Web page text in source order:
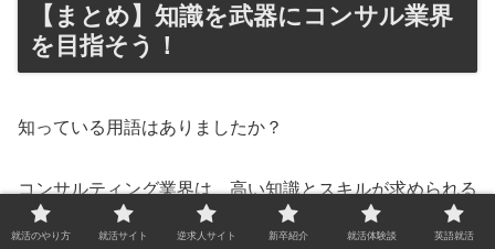
【まとめ】知識を武器にコンサル業界
を目指そう！
知っている用語はありましたか？
コンサルティング業界は、高い知識とスキルが求められる
厳しい業界ですが、その分大きなやりがいやキャリアの成
就活のやり方 就活サイト 逆求人サイト 新卒紹介 就活体験談 英語就活